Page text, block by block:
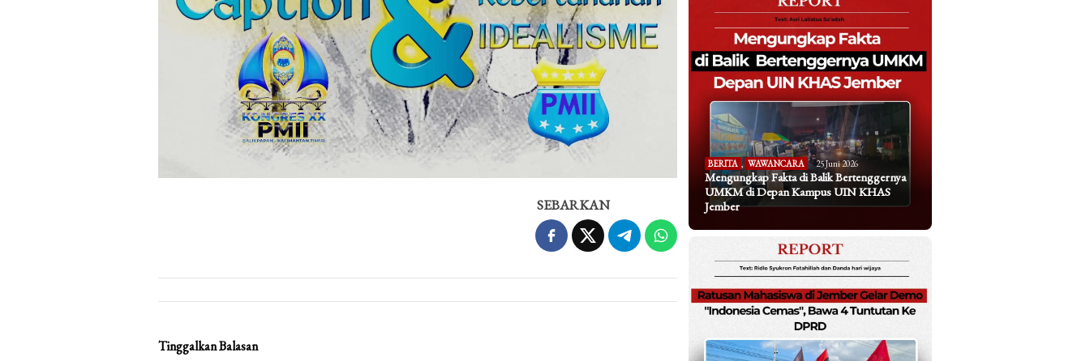
SEBARKAN
Tinggalkan Balasan
BERITA , WAWANCARA 25 Juni 2026
Mengungkap Fakta di Balik Bertenggernya
UMKM di Depan Kampus UIN KHAS
Jember